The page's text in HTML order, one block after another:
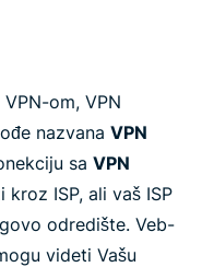
om, VPN
nazvana VPN
sa VPN
kroz ISP, ali vaš ISP
odredište. Veb-
videti Vašu